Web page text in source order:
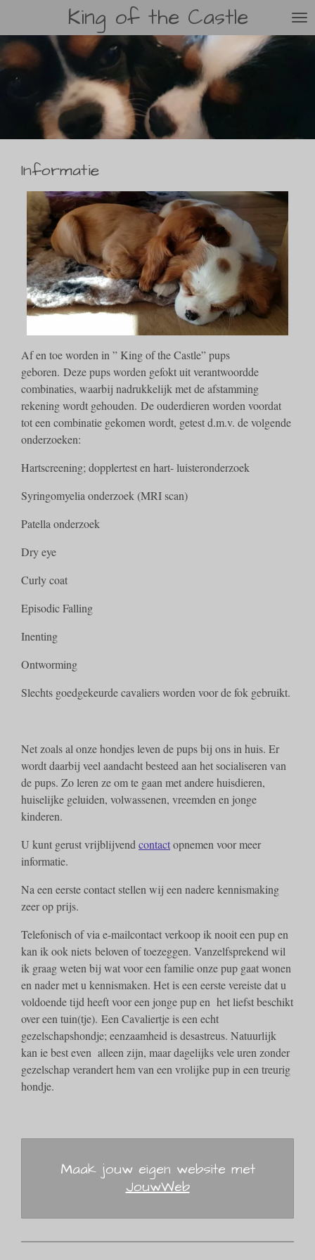
naar
de
hoofdinhoud
King of the Castle
Informatie
Af en toe worden in ” King of the Castle” pups
geboren. Deze pups worden gefokt uit verantwoordde
combinaties, waarbij nadrukkelijk met de afstamming
rekening wordt gehouden. De ouderdieren worden voordat
tot een combinatie gekomen wordt, getest d.m.v. de volgende
onderzoeken:
Hartscreening; dopplertest en hart- luisteronderzoek
Syringomyelia onderzoek (MRI scan)
Patella onderzoek
Dry eye
Curly coat
Episodic Falling
Inenting
Ontworming
Slechts goedgekeurde cavaliers worden voor de fok gebruikt.
Net zoals al onze hondjes leven de pups bij ons in huis. Er
wordt daarbij veel aandacht besteed aan het socialiseren van
de pups. Zo leren ze om te gaan met andere huisdieren,
huiselijke geluiden, volwassenen, vreemden en jonge
kinderen.
U kunt gerust vrijblijvend contactopnemen voor meer
informatie.
Na een eerste contact stellen wij een nadere kennismaking
zeer op prijs.
Telefonisch of via e-mailcontact verkoop ik nooit een pup en
kan ik ook niets beloven of toezeggen. Vanzelfsprekend wil
ik graag weten bij wat voor een familie onze pup gaat wonen
en nader met u kennismaken. Het is een eerste vereiste dat u
voldoende tijd heeft voor een jonge pup en het liefst beschikt
over een tuin(tje). Een Cavaliertje is een echt
gezelschapshondje; eenzaamheid is desastreus. Natuurlijk
kan ie best even alleen zijn, maar dagelijks vele uren zonder
gezelschap verandert hem van een vrolijke pup in een treurig
hondje.
Maak jouw eigen website met
JouwWeb